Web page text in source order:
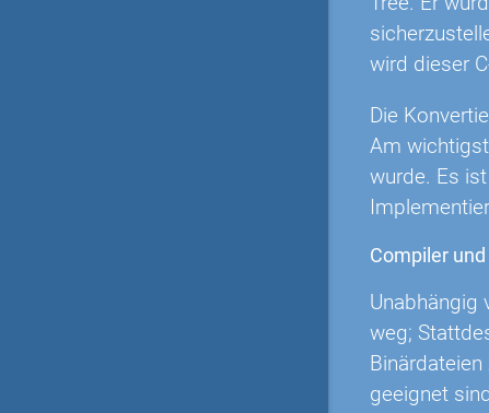
wird dieser
Die
Am
wurde. Es
Compiler
Unabhängig
weg;
geeignet